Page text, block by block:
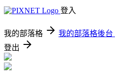
登入
我的部落格 我的部落格後台
登出